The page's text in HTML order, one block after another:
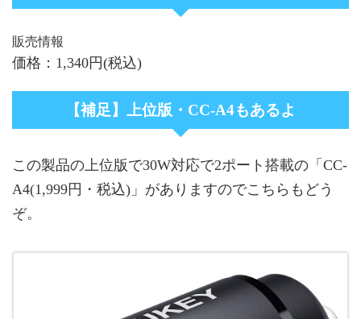
販売情報
価格：1,340円(税込)
【補足】上位版・CC-A4もあるよ
この製品の上位版で30W対応で2ポート搭載の「CC-
A4(1,999円・税込)」がありますのでこちらもどう
ぞ。